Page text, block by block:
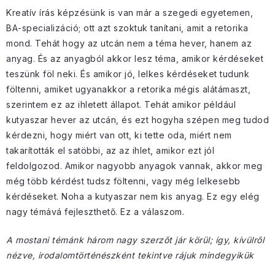
Kreatív írás képzésünk is van már a szegedi egyetemen,
BA-specializáció; ott azt szoktuk tanítani, amit a retorika
mond. Tehát hogy az utcán nem a téma hever, hanem az
anyag. És az anyagból akkor lesz téma, amikor kérdéseket
teszünk föl neki. És amikor jó, lelkes kérdéseket tudunk
föltenni, amiket ugyanakkor a retorika mégis alátámaszt,
szerintem ez az ihletett állapot. Tehát amikor például
kutyaszar hever az utcán, és ezt hogyha szépen meg tudod
kérdezni, hogy miért van ott, ki tette oda, miért nem
takarították el satöbbi, az az ihlet, amikor ezt jól
feldolgozod. Amikor nagyobb anyagok vannak, akkor meg
még több kérdést tudsz föltenni, vagy még lelkesebb
kérdéseket. Noha a kutyaszar nem kis anyag. Ez egy elég
nagy témává fejleszthető. Ez a válaszom.
A mostani témánk három nagy szerzőt jár körül; így, kívülről
nézve, irodalomtörténészként tekintve rájuk mindegyikük